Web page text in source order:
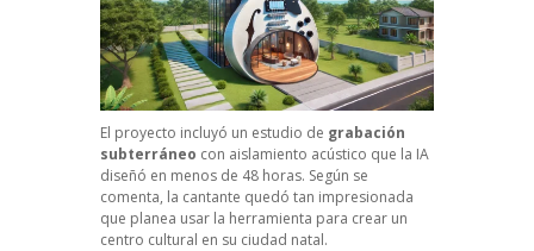
El proyecto incluyó un estudio de grabación
subterráneo con aislamiento acústico que la IA
diseñó en menos de 48 horas. Según se
comenta, la cantante quedó tan impresionada
que planea usar la herramienta para crear un
centro cultural en su ciudad natal.